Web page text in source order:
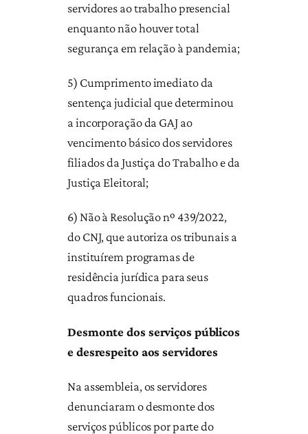
servidores ao trabalho presencial
enquanto não houver total
segurança em relação à pandemia;
5) Cumprimento imediato da
sentença judicial que determinou
a incorporação da GAJ ao
vencimento básico dos servidores
filiados da Justiça do Trabalho e da
Justiça Eleitoral;
6) Não à Resolução nº 439/2022,
do CNJ, que autoriza os tribunais a
instituírem programas de
residência jurídica para seus
quadros funcionais.
Desmonte dos serviços públicos
e desrespeito aos servidores
Na assembleia, os servidores
denunciaram o desmonte dos
serviços públicos por parte do